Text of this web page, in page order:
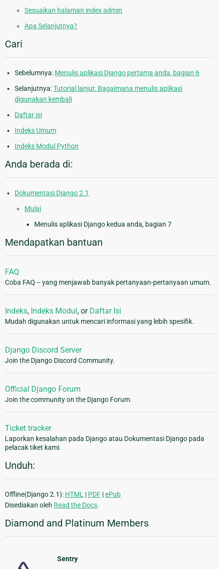
Sesuaikan halaman index admin
Apa Selanjutnya?
Cari
Sebelumnya: Menulis aplikasi Django pertama anda, bagian 6
Selanjutnya:Tutorial lanjut: Bagaimana menulis aplikasi
digunakan kembali
Daftar isi
Indeks Umum
Indeks Modul Python
Anda berada di:
Dokumentasi Django 2.1
Mulai
Menulis aplikasi Django kedua anda, bagian 7
Mendapatkan bantuan
FAQ
Coba FAQ -- yang menjawab banyak pertanyaan-pertanyaan umum.
Indeks, Indeks Modul, or Daftar Isi
Mudah digunakan untuk mencari informasi yang lebih spesifik.
Django Discord Server
Join the Django Discord Community.
Official Django Forum
Join the community on the Django Forum.
Ticket tracker
Laporkan kesalahan pada Django atau Dokumentasi Django pada
pelacak tiket kami.
Unduh:
Offline(Django 2.1): HTML | PDF |ePub
Disediakan oleh Read the Docs.
Diamond and Platinum Members
Sentry